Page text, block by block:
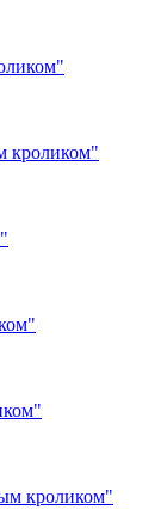
кроликом"
кроликом"